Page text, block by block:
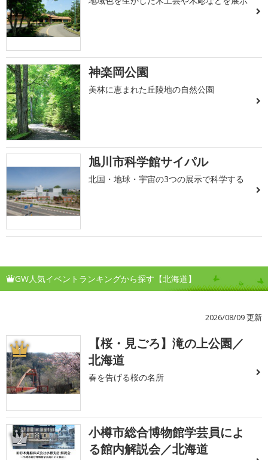
神楽岡公園
美林に恵まれた丘陵地の自然公園
旭川市科学館サイパル
北国・地球・宇宙の3つの展示で科学する
GW人気イベントランキングから探す【北海道】
2026/08/09 更新
1
【桜・見ごろ】滝の上公園／
北海道
春を告げる桜の名所
2
小樽市総合博物館学芸員によ
る館内解説会／北海道